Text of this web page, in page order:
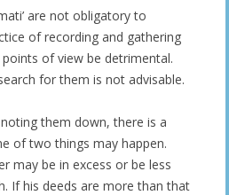
are not obligatory to
of recording and gathering
of view be detrimental.
for them is not advisable.
them down, there is a
of two things may happen.
may be in excess or be less
If his deeds are more than that